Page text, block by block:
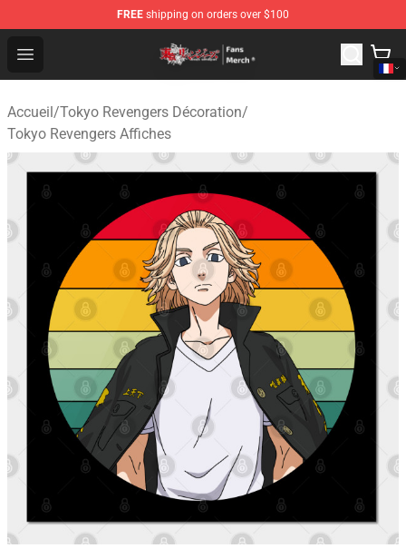
FREE shipping on orders over $100
Open menu
Tokyo Revengers Store - Official Tokyo Revengers
Accueil/Tokyo Revengers Décoration/
Tokyo Revengers Affiches